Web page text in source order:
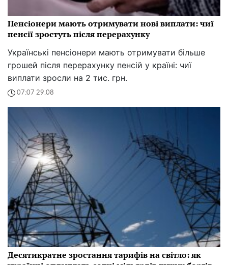
Які українські пенсіонери зможуть отримувати
надбавки розміром із дві пенсії і що важливо знати.
22:22 29.08
Кривавий Місяць у вересні: як українці зможуть
побачити рідкісне повне місячне затемнення у
2025 році
Коли і як українці зможуть побачити рідкісне повне
місячне затемнення – ви не повірите своїм очам